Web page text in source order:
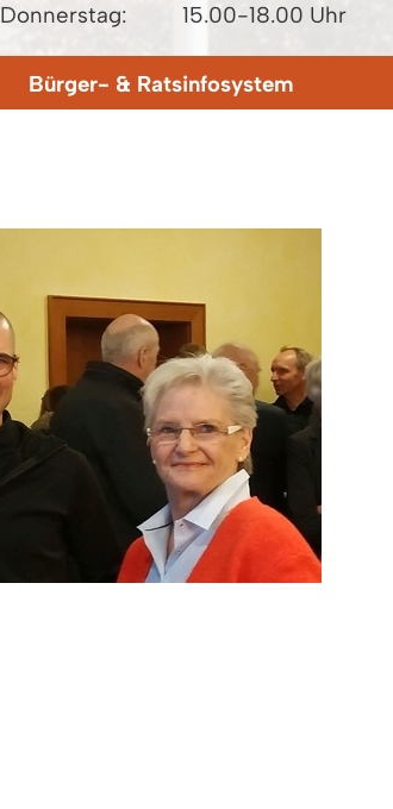
Donnerstag:
15.00-18.00 Uhr
Bürger- & Ratsinfosystem